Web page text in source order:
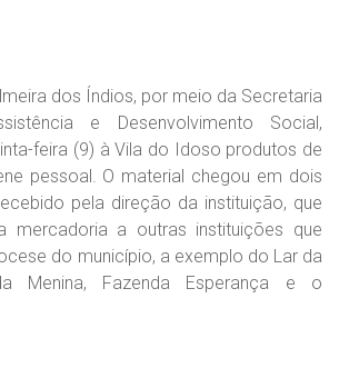
dos Índios, por meio da Secretaria
e Desenvolvimento Social,
feira (9) à Vila do Idoso produtos de
pessoal. O material chegou em dois
pela direção da instituição, que
mercadoria a outras instituições que
do município, a exemplo do Lar da
Menina, Fazenda Esperança e o